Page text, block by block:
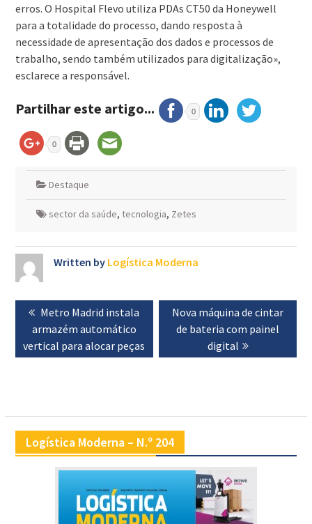
erros. O Hospital Flevo utiliza PDAs CT50 da Honeywell
para a totalidade do processo, dando resposta à
necessidade de apresentação dos dados e processos de
trabalho, sendo também utilizados para digitalização»,
esclarece a responsável.
Partilhar este artigo... 0
0
Destaque
sector da saúde, tecnologia, Zetes
Written by Logística Moderna
Navegação
de
artigos
Previous
post:
Metro Madrid instala
armazém automático
vertical para alocar peças
Next
post:
Nova máquina de cintar
de bateria com painel
digital
Logística Moderna – N.º 204